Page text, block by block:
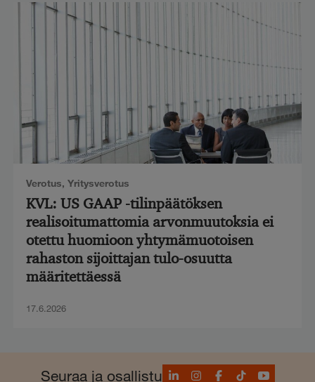
Verotus, Yritysverotus
KVL: US GAAP -tilinpäätöksen
realisoitumattomia arvonmuutoksia ei
otettu huomioon yhtymämuotoisen
rahaston sijoittajan tulo-osuutta
määritettäessä
17.6.2026
Seuraa ja osallistuLinkedInInstagram
Facebook
TikTokYouTube